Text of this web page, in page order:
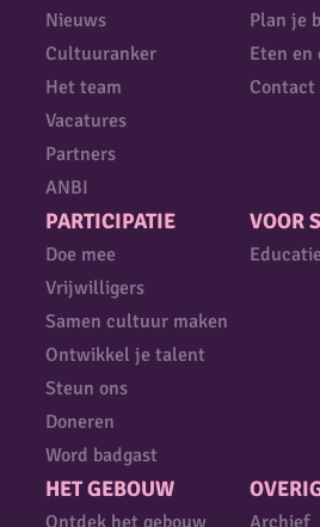
Nieuws
Cultuuranker
Het team
Vacatures
Partners
ANBI
Plan je
Eten en
Contact
PARTICIPATIE
Doe mee
Vrijwilligers
Samen cultuur maken
Ontwikkel je talent
Steun ons
Doneren
Word badgast
VOOR
Educatie
HET GEBOUW
Ontdek het gebouw Archief